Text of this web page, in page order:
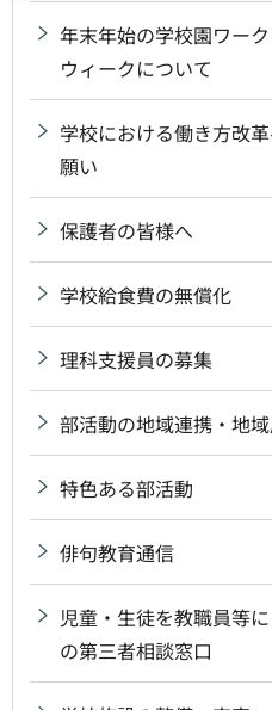
年末年始の学校園ワー
ウィークについて
学校における働き方改
願い
保護者の皆様へ
学校給食費の無償化
理科支援員の募集
部活動の地域連携・地
特色ある部活動
俳句教育通信
児童・生徒を教職員等
の第三者相談窓口